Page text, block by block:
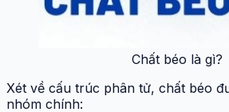
Chất béo là gì?
Xét về cấu trúc phân tử, chất béo
nhóm chính: